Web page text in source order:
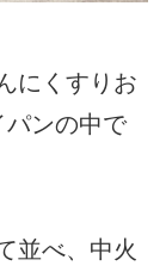
にくすりお
パンの中で
並べ、中火